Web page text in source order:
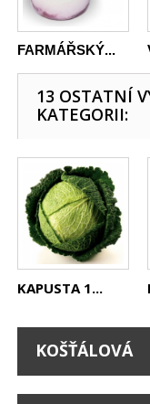
FARMÁŘSKÝ...
13 OSTATNÍ
KATEGORII:
KAPUSTA 1...
KOŠŤÁLOVÁ